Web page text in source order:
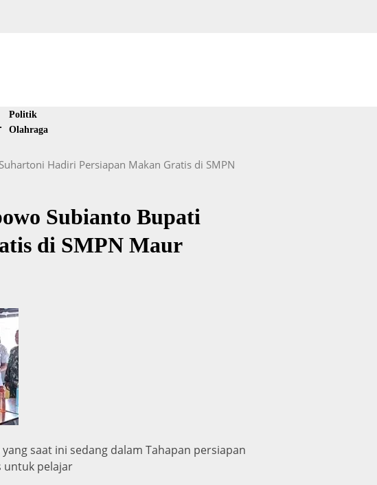
Politik
Olahraga
Hadiri Persiapan Makan Gratis di SMPN
Subianto Bupati
di SMPN Maur
saat ini sedang dalam Tahapan persiapan
untuk pelajar